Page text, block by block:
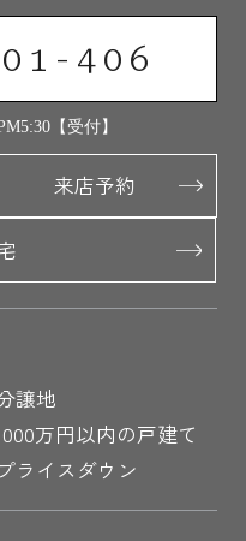
406
【受付】
来店予約
譲地
万円以内の戸建て
プライスダウン